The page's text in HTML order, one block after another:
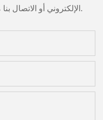
الإلكتروني أو الاتصال بنا مباشرة مع أسئلة أو استفسارات.